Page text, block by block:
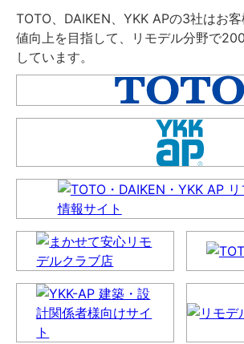
TOTO、DAIKEN、YKK APの3社はお
値向上を目指して、リモデル分野で
しています。